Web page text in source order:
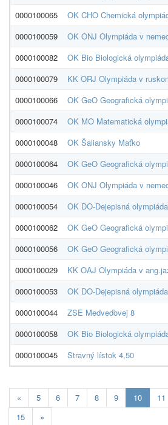
0000100065
OK CHO Chemická
0000100059
OK ONJ Olympiáda v
0000100082
OK Bio Biologická
0000100079
KK ORJ Olympiáda v
0000100066
OK GeO Geografická
0000100074
OK MO Matematická
0000100048
OK Šaliansky Maťko
0000100064
OK GeO Geografická
0000100046
OK ONJ Olympiáda v
0000100054
OK DO-Dejepisná olympiáda
0000100062
OK GeO Geografická
0000100056
OK GeO Geografická
0000100029
KK OAJ Olympiáda v
0000100053
OK DO-Dejepisná olympiáda
0000100044
ZSE Medveďovej 8
0000100058
OK Bio Biologická
0000100045
Stravný lístok 4,50
« 5 6 7 8 9 10
stranka
11
15
»